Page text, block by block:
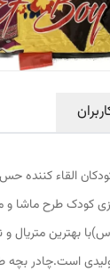
القاء کننده
کودک طرح ماشا
است.چادر